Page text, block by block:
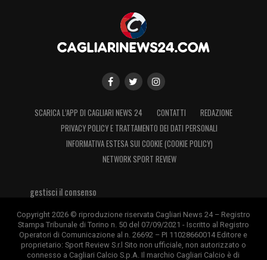
al Pontedera con 3 assist nelle sue prime
12 partite evidenzia la sua capacità di
lavoro da punta centrale, e lo rende adatto a
attorno a crescita e continuità.
Se il Cagliari riuscisse a convincerlo a
trasferirsi, l’ex Primavera del Bologna
rossoblù, con la possibilità di trovare spazio
come alternativa offensiva e potenziale
titolare in prospettiva.
SCARICA L’APP DI CAGLIARI NEWS 24 CONTATTI
REDAZIONE
PRIVACY POLICY E TRATTAMENTO DEI DATI PERSONALI
INFORMATIVA ESTESA SUI COOKIE (COOKIE POLICY)
NETWORK SPORT REVIEW
gestisci il consenso
Copyright 2026 © riproduzione riservata Cagliari News 24 – Registro
Stampa Tribunale di Torino n. 50 del 07/09/2021 - Iscritto al Registro
Operatori di Comunicazione al n. 26692 – PI 11028660014 Editore e
proprietario: Sport Review S.r.l Sito non ufficiale, non autorizzato o
connesso a Cagliari Calcio S.p.A. Il marchio Cagliari Calcio è di